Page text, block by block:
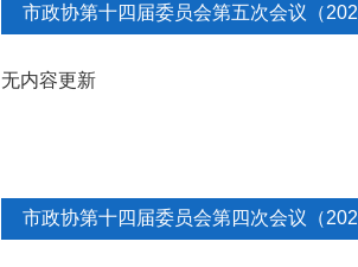
市政协第十四届委员会第五次会议（
无内容更新
市政协第十四届委员会第四次会议（